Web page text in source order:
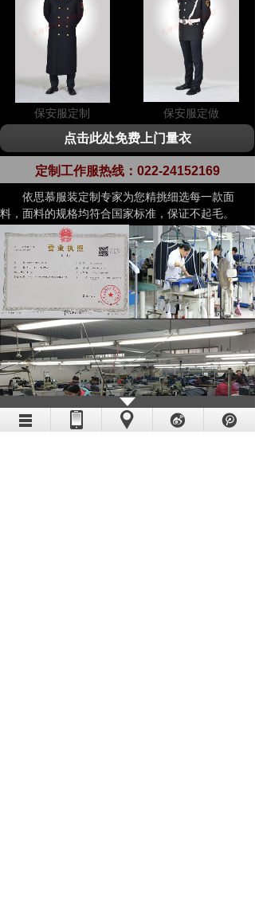
保安服定做
保安服定制
点击此处免费上门量衣
定制工作服热线： 022-24152169
依思慕服装定制专家为您精挑细选每一款面
料，面料的规格均符合国家标准，保证不起毛。
球、不缩水、不掉色。